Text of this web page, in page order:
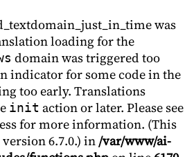
was
loading for the
domain was triggered too
indicator for some code in the
too early. Translations
init action or later. Please see
for more information. (This
6.7.0.) in/var/www/ai-